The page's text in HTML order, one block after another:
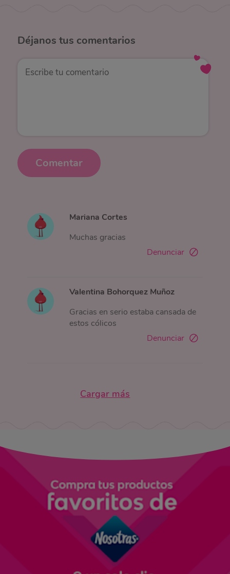
Déjanos tus comentarios
Comentar
Mariana Cortes
Muchas gracias
Denunciar
Valentina Bohorquez Muñoz
Gracias en serio estaba cansada de
estos cólicos
Denunciar
Cargar más